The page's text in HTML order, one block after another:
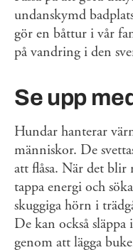
undanskymd
gör en båttur i vår
på vandring i den
Se upp
Hundar hanterar
människor. De
att flåsa. När det
tappa energi och
skuggiga hörn i
De kan också släppa
genom att lägga